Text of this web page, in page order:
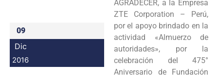
Programas
Intranet
09
Dic
2016
AGRADECER, a la Empresa
ZTE Corporation – Perú,
por el apoyo brindado en la
actividad «Almuerzo de
autoridades», por la
celebración del 475°
Aniversario de Fundación